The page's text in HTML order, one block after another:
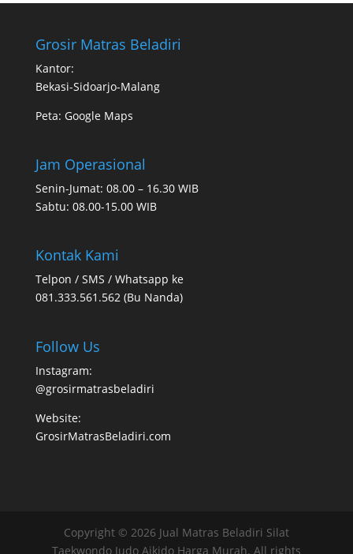
Grosir Matras Beladiri
Kantor:
Bekasi-Sidoarjo-Malang
Peta: Google Maps
Jam Operasional
Senin-Jumat: 08.00 – 16.30 WIB
Sabtu: 08.00-15.00 WIB
Kontak Kami
Telpon / SMS / Whatsapp ke
081.333.561.562 (Bu Nanda)
Follow Us
Instagram:
@grosirmatrasbeladiri
Website:
GrosirMatrasBeladiri.com
Copyright © 2026 Jual Matras Beladiri Silat
Taekwondo Judo Aikido Harga Murah. All rights